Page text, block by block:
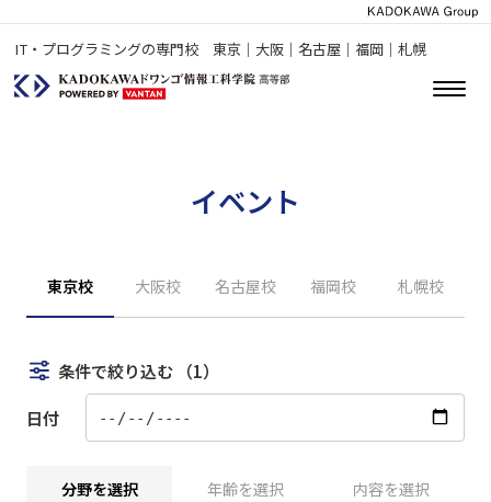
IT・プログラミングの専門校 東京｜大阪｜名古屋｜福岡｜札幌
イベント
東京校 大阪校 名古屋校 福岡校 札幌校
条件で絞り込む （1）
日付
分野を選択 年齢を選択 内容を選択